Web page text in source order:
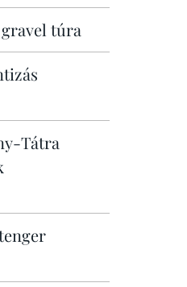
túra
Tátra